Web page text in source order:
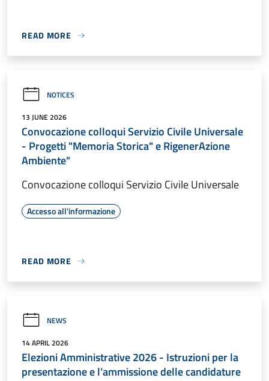
READ MORE
NOTICES
13 JUNE 2026
Convocazione colloqui Servizio Civile Universale
- Progetti "Memoria Storica" e RigenerAzione
Ambiente"
Convocazione colloqui Servizio Civile Universale
Accesso all'informazione
READ MORE
NEWS
14 APRIL 2026
Elezioni Amministrative 2026 - Istruzioni per la
presentazione e l’ammissione delle candidature